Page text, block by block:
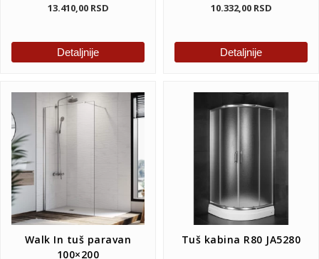
13.410,00 RSD
Detaljnije
10.332,00 RSD
Detaljnije
Walk In tuš paravan
100×200
Tuš kabina R80 JA5280